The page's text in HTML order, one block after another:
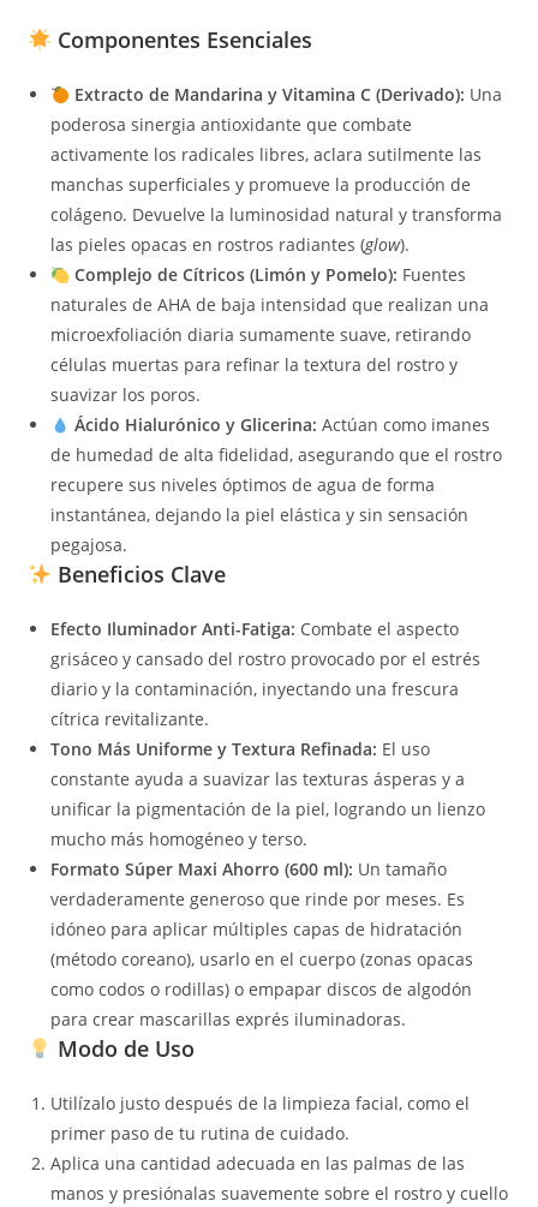
Componentes Esenciales
Extracto de Mandarina y Vitamina C (Derivado): Una
poderosa sinergia antioxidante que combate
activamente los radicales libres, aclara sutilmente las
manchas superficiales y promueve la producción de
colágeno. Devuelve la luminosidad natural y transforma
las pieles opacas en rostros radiantes (glow).
Complejo de Cítricos (Limón y Pomelo): Fuentes
naturales de AHA de baja intensidad que realizan una
microexfoliación diaria sumamente suave, retirando
células muertas para refinar la textura del rostro y
suavizar los poros.
Ácido Hialurónico y Glicerina: Actúan como imanes
de humedad de alta fidelidad, asegurando que el rostro
recupere sus niveles óptimos de agua de forma
instantánea, dejando la piel elástica y sin sensación
pegajosa.
Beneficios Clave
Efecto Iluminador Anti-Fatiga: Combate el aspecto
grisáceo y cansado del rostro provocado por el estrés
diario y la contaminación, inyectando una frescura
cítrica revitalizante.
Tono Más Uniforme y Textura Refinada: El uso
constante ayuda a suavizar las texturas ásperas y a
unificar la pigmentación de la piel, logrando un lienzo
mucho más homogéneo y terso.
Formato Súper Maxi Ahorro (600 ml): Un tamaño
verdaderamente generoso que rinde por meses. Es
idóneo para aplicar múltiples capas de hidratación
(método coreano), usarlo en el cuerpo (zonas opacas
como codos o rodillas) o empapar discos de algodón
para crear mascarillas exprés iluminadoras.
Modo de Uso
Utilízalo justo después de la limpieza facial, como el
primer paso de tu rutina de cuidado.
Aplica una cantidad adecuada en las palmas de las
manos y presiónalas suavemente sobre el rostro y cuello